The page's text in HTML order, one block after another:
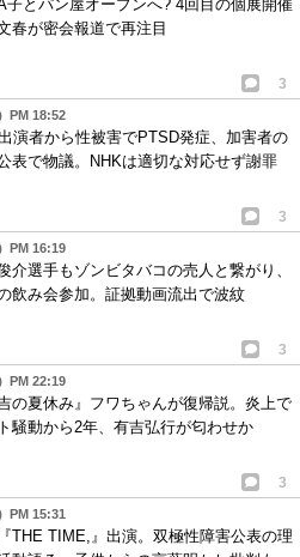
子とパン屋オープンへ? 4回目の個展開催
春が密会報道で再注目
3
PM 18:52
演者から性被害でPTSD発症、加害者の
表で物議。NHKは適切な対応せず謝罪
3
PM 16:19
介選手もゾンビタバコの売人と繋がり、
飲み会参加。証拠動画流出で波紋
3
PM 22:19
の夏休み』フワちゃんが復帰説。炎上で
騒動から2年、有吉弘行が匂わせか
3
PM 15:31
THE TIME,』出演。双極性障害公表の理